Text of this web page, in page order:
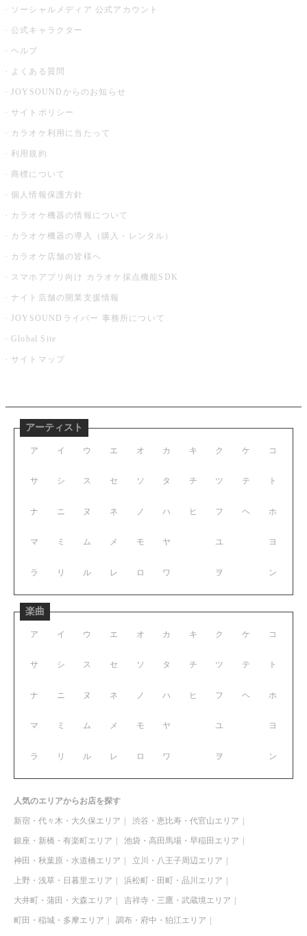
ソーシャルメディア 公式アカウント
公式キャラクター
ヘルプ
よくある質問
JOYSOUNDからのお知らせ
サイトポリシー
カラオケ利用に当たって
利用規約
商標について
個人情報保護方針
カラオケ機器の情報について
カラオケ機器の導入（購入・レンタル）
カラオケ店舗の皆様へ
スマホアプリ向け カラオケ採点機能SDK
ナイト店舗の開業支援情報
JOYSOUNDライバー 事務所について
Global Site
サイトマップ
アーティスト
ア イ ウ エ オ
サ シ ス セ ソ
ナ ニ ヌ ネ ノ
マ ミ ム メ モ
ラ リ ル レ ロ
カ キ ク ケ コ
タ チ ツ テ ト
ハ ヒ フ ヘ ホ
ヤ ユ ヨ
ワ ヲ ン
楽曲
ア イ ウ エ オ
サ シ ス セ ソ
ナ ニ ヌ ネ ノ
マ ミ ム メ モ
ラ リ ル レ ロ
カ キ ク ケ コ
タ チ ツ テ ト
ハ ヒ フ ヘ ホ
ヤ ユ ヨ
ワ ヲ ン
人気のエリアからお店を探す
新宿・代々木・大久保エリア 渋谷・恵比寿・代官山エリア
銀座・新橋・有楽町エリア 池袋・高田馬場・早稲田エリア
神田・秋葉原・水道橋エリア 立川・八王子周辺エリア
上野・浅草・日暮里エリア 浜松町・田町・品川エリア
大井町・蒲田・大森エリア 吉祥寺・三鷹・武蔵境エリア
町田・稲城・多摩エリア 調布・府中・狛江エリア